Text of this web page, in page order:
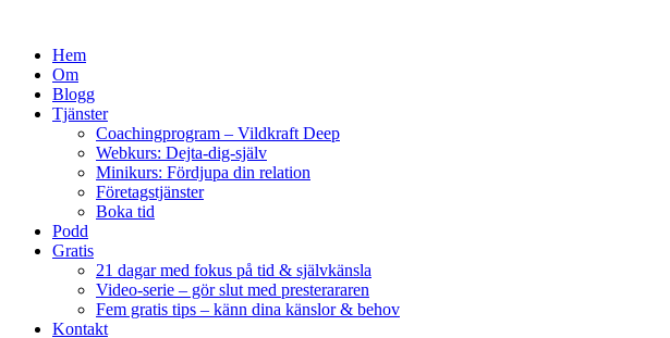
Hem
Om
Blogg
Tjänster
Coachingprogram – Vildkraft Deep
Webkurs: Dejta-dig-själv
Minikurs: Fördjupa din relation
Företagstjänster
Boka tid
Podd
Gratis
21 dagar med fokus på tid & självkänsla
Video-serie – gör slut med presterararen
Fem gratis tips – känn dina känslor & behov
Kontakt